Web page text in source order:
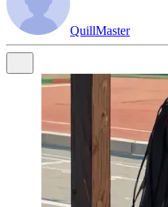
QuillMaster